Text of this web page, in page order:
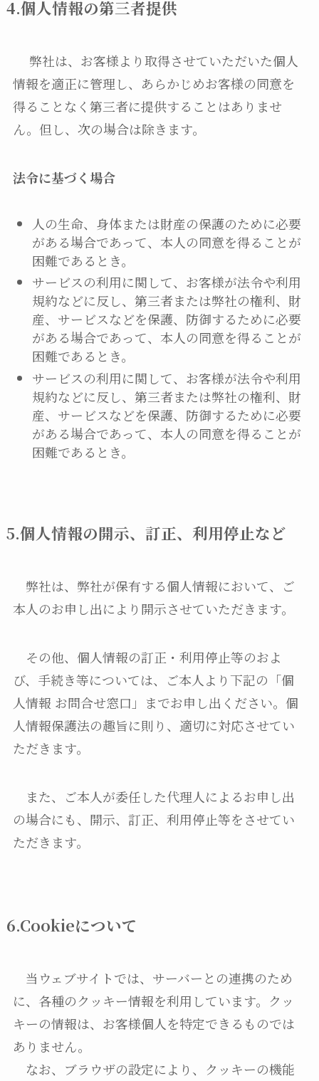
4.個人情報の第三者提供
弊社は、お客様より取得させていただいた個人
情報を適正に管理し、あらかじめお客様の同意を
得ることなく第三者に提供することはありませ
ん。但し、次の場合は除きます。
法令に基づく場合
人の生命、身体または財産の保護のために必要
がある場合であって、本人の同意を得ることが
困難であるとき。
サービスの利用に関して、お客様が法令や利用
規約などに反し、第三者または弊社の権利、財
産、サービスなどを保護、防御するために必要
がある場合であって、本人の同意を得ることが
困難であるとき。
サービスの利用に関して、お客様が法令や利用
規約などに反し、第三者または弊社の権利、財
産、サービスなどを保護、防御するために必要
がある場合であって、本人の同意を得ることが
困難であるとき。
5.個人情報の開示、訂正、利用停止など
弊社は、弊社が保有する個人情報において、ご
本人のお申し出により開示させていただきます。
その他、個人情報の訂正・利用停止等のおよ
び、手続き等については、ご本人より下記の「個
人情報 お問合せ窓口」までお申し出ください。個
人情報保護法の趣旨に則り、適切に対応させてい
ただきます。
また、ご本人が委任した代理人によるお申し出
の場合にも、開示、訂正、利用停止等をさせてい
ただきます。
6.Cookieについて
当ウェブサイトでは、サーバーとの連携のため
に、各種のクッキー情報を利用しています。クッ
キーの情報は、お客様個人を特定できるものでは
ありません。
なお、ブラウザの設定により、クッキーの機能